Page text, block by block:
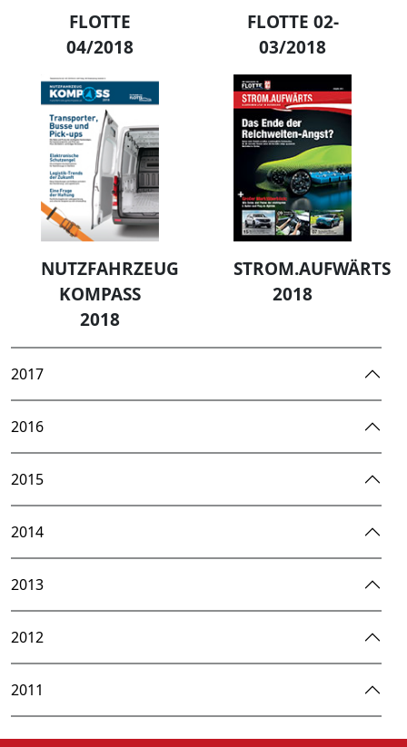
FLOTTE
04/2018
FLOTTE 02-
03/2018
NUTZFAHRZEUG
KOMPASS
2018
STROM.AUFWÄRTS
2018
2017
2016
2015
2014
2013
2012
2011